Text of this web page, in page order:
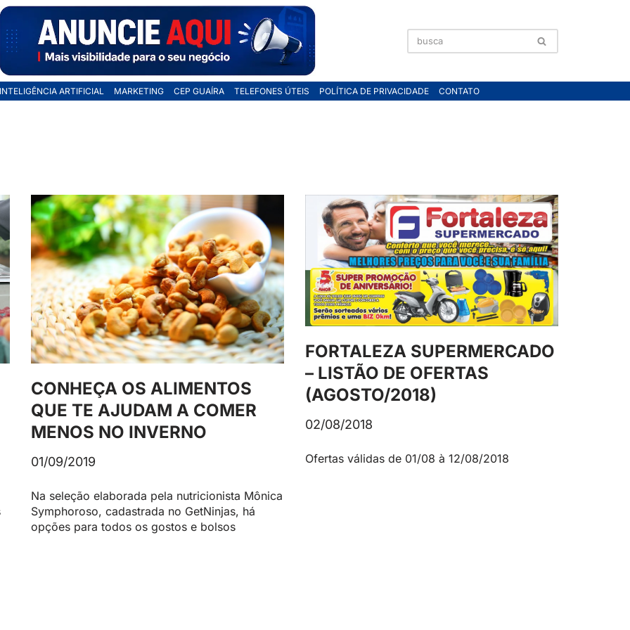
INTELIGÊNCIA ARTIFICIAL MARKETING CEP GUAÍRA TELEFONES ÚTEIS POLÍTICA DE PRIVACIDADE CONTATO
CONHEÇA OS ALIMENTOS
QUE TE AJUDAM A COMER
MENOS NO INVERNO
01/09/2019
Na seleção elaborada pela nutricionista Mônica
Symphoroso, cadastrada no GetNinjas, há
opções para todos os gostos e bolsos
FORTALEZA SUPERMERCADO
– LISTÃO DE OFERTAS
(AGOSTO/2018)
02/08/2018
Ofertas válidas de 01/08 à 12/08/2018